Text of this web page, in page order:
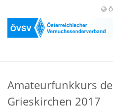
Amateurfunkkurs
Grieskirchen 2017